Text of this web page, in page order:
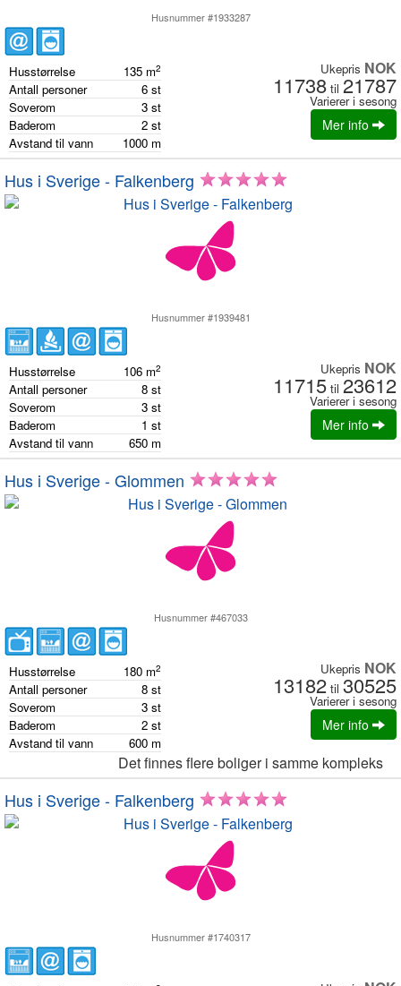
Husnummer #1933287
Husstørrelse 135 m2
Antall personer 6 st
Soverom
3 st
Baderom
2 st
Avstand til vann
1000 m
Ukepris NOK
11738 til 21787
Varierer i sesong
Mer info
Hus i Sverige - Falkenberg
Husnummer #1939481
Husstørrelse 106 m2
Antall personer 8 st
Soverom
3 st
Baderom
1 st
Avstand til vann
650 m
Ukepris NOK
11715 til 23612
Varierer i sesong
Mer info
Hus i Sverige - Glommen
Husnummer #467033
Husstørrelse 180 m2
Antall personer 8 st
Soverom
3 st
Baderom
2 st
Avstand til vann
600 m
Ukepris NOK
13182 til 30525
Varierer i sesong
Mer info
Det finnes flere boliger i samme kompleks
Hus i Sverige - Falkenberg
Husnummer #1740317